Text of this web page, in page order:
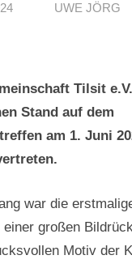
UWE JÖRG
Tilsit
Stand auf dem
am 1. Juni
war die
einer großen
Motiv der